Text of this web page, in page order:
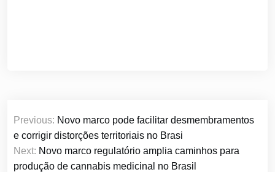
Navegação
de
Post
Previous: Novo marco pode facilitar desmembramentos
e corrigir distorções territoriais no Brasi
Next: Novo marco regulatório amplia caminhos para
produção de cannabis medicinal no Brasil